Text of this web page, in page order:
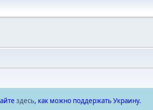
здесь, как можно поддержать Украину.